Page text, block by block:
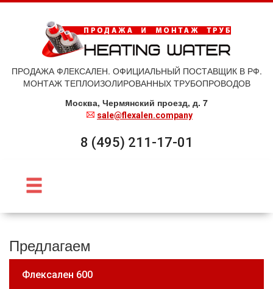
ПРОДАЖА ФЛЕКСАЛЕН. ОФИЦИАЛЬНЫЙ ПОСТАВЩИК В РФ.
МОНТАЖ ТЕПЛОИЗОЛИРОВАННЫХ ТРУБОПРОВОДОВ
Москва, Чермянский проезд, д. 7
sale@flexalen.company
8 (495) 211-17-01
Предлагаем
Флексален 600